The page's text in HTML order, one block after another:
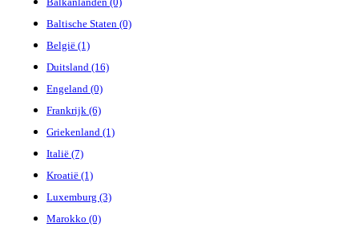
Baltische Staten (0)
België (1)
Duitsland (16)
Engeland (0)
Frankrijk (6)
Griekenland (1)
Italië (7)
Kroatië (1)
Luxemburg (3)
Marokko (0)